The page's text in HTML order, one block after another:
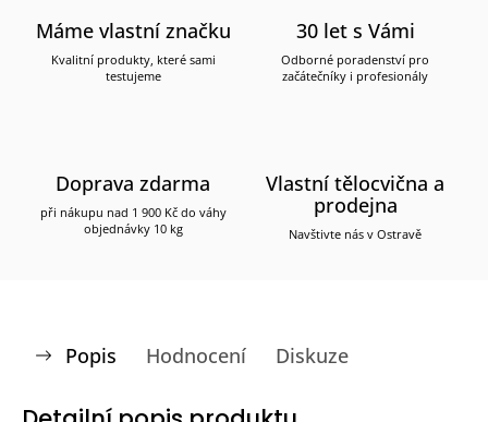
Máme vlastní značku
Kvalitní produkty, které sami
testujeme
30 let s Vámi
Odborné poradenství pro
začátečníky i profesionály
Doprava zdarma
při nákupu nad 1 900 Kč do váhy
objednávky 10 kg
Vlastní tělocvična a
prodejna
Navštivte nás v Ostravě
Popis Hodnocení Diskuze